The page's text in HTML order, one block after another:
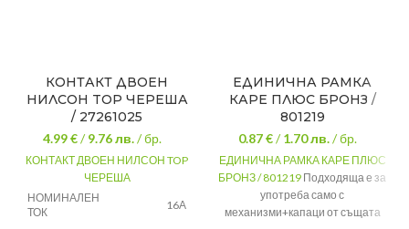
КОНТАКТ ДВОЕН
НИЛСОН TOP ЧЕРЕША
/ 27261025
4.99 €/9.76лв./ бр.
КОНТАКТ ДВОЕН НИЛСОН TOP
ЧЕРЕША
НОМИНАЛЕН
ТОК
16А
ЕДИНИЧНА РАМКА
КАРЕ ПЛЮС БРОНЗ /
801219
0.87 €/1.70лв./ бр.
ЕДИНИЧНА РАМКА КАРЕ ПЛЮС
БРОНЗ / 801219 Подходяща е за
употреба само с
механизми+капаци от същата